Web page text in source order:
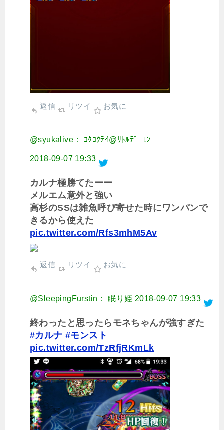
返信 リツイ お気に
@syukalive： ｺｸｺｸﾃｲ@ﾘﾄﾙﾃﾞｰﾓﾝ
2018-09-07 19:33
カルナ極勝てたーー
メルエム意外と強い
高杉のSSは雑魚呼び寄せた時にワンパンで
きるから使えた
pic.twitter.com/Rfs3mhM5Av
返信 リツイ お気に
@SleepingFurstin： 眠り姫 2018-09-07 19:33
終わったと思ったらモネちゃんが強すぎた
#カルナ #モンスト
pic.twitter.com/TzRfjRKmLk